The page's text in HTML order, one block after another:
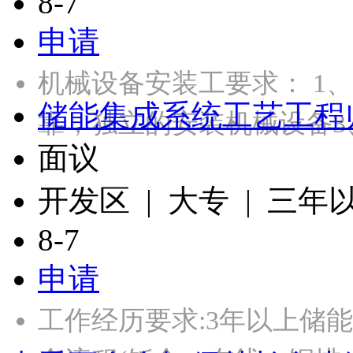
申请
机械设备安装工要求： 1
靠，独立的安装机械设
储能集成系统工艺工程
面议
开发区 | 大专 | 三年
8-7
申请
工作经历要求:3年以上储